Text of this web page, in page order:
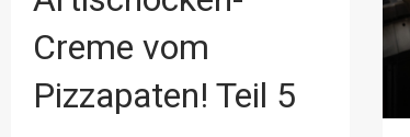
Creme vom
Pizzapaten! Teil 5